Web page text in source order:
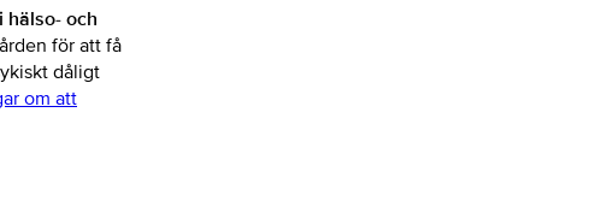
hälso- och
för att få
dåligt
om att